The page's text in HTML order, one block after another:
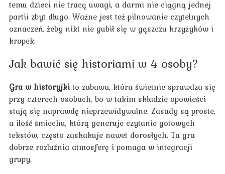
temu dzieci nie tracą uwagi, a darmi nie ciągną jednej
partii zbyt długo. Ważne jest też pilnowanie czytelnych
oznaczeń, żeby nikt nie gubił się w gąszczu krzyżyków i
kropek.
Jak bawić się historiami w 4 osoby?
Gra w historyjkito zabawa, która świetnie sprawdza się
przy czterech osobach, bo w takim składzie opowieści
stają się naprawdę nieprzewidywalne. Zasady są proste,
a ilość śmiechu, którą generuje czytanie gotowych
tekstów, często zaskakuje nawet dorosłych. Ta gra
dobrze rozluźnia atmosferę i pomaga w integracji
grupy.